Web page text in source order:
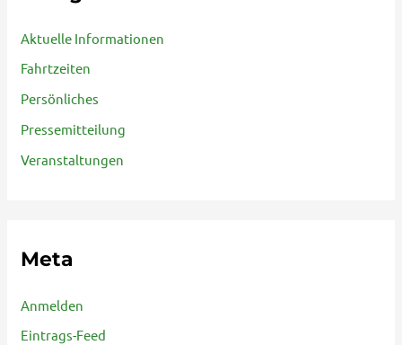
Aktuelle Informationen
Fahrtzeiten
Persönliches
Pressemitteilung
Veranstaltungen
Meta
Anmelden
Eintrags-Feed